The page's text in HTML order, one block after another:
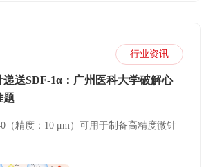
行业资讯
递送SDF-1α：广州医科大学破解心
题
（精度：10 μm）可用于制备高精度微针